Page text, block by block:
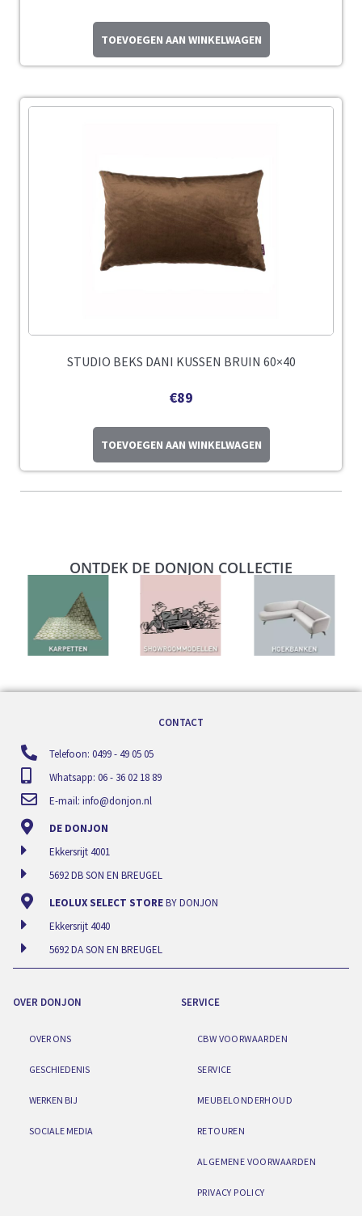
TOEVOEGEN AAN WINKELWAGEN
STUDIO BEKS DANI KUSSEN BRUIN 60×40
€89
TOEVOEGEN AAN WINKELWAGEN
ONTDEK DE DONJON COLLECTIE
CONTACT
Telefoon: 0499 - 49 05 05
Whatsapp: 06 - 36 02 18 89
E-mail: info@donjon.nl
DE DONJON
Ekkersrijt 4001
5692 DB SON EN BREUGEL
LEOLUX SELECT STOREBY DONJON
Ekkersrijt 4040
5692 DA SON EN BREUGEL
OVER DONJON
OVER ONS
GESCHIEDENIS
WERKEN BIJ
SOCIALE MEDIA
SERVICE
CBW VOORWAARDEN
SERVICE
MEUBELONDERHOUD
RETOUREN
ALGEMENE VOORWAARDEN
PRIVACY POLICY